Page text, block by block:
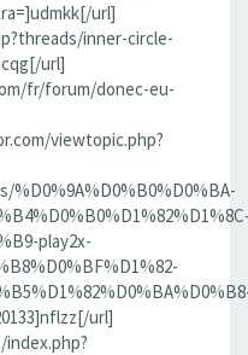
url]
inner-circle-
url]
fr/forum/donec-eu-
viewtopic.php?
play2x-
url]